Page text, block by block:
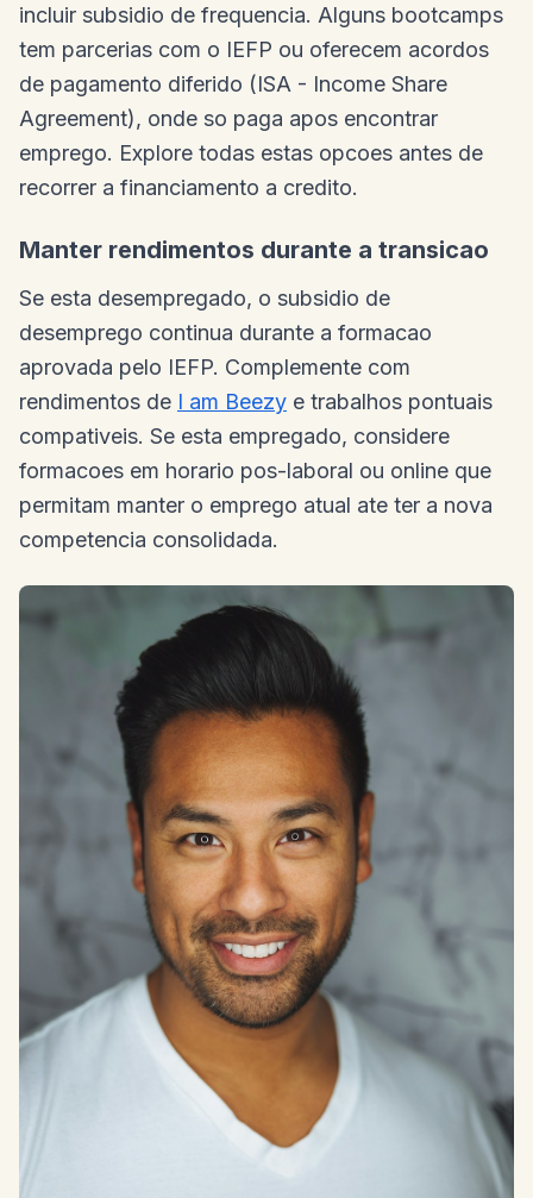
incluir subsidio de frequencia. Alguns bootcamps
tem parcerias com o IEFP ou oferecem acordos
de pagamento diferido (ISA - Income Share
Agreement), onde so paga apos encontrar
emprego. Explore todas estas opcoes antes de
recorrer a financiamento a credito.
Manter rendimentos durante a transicao
Se esta desempregado, o subsidio de
desemprego continua durante a formacao
aprovada pelo IEFP. Complemente com
rendimentos de I am Beezy e trabalhos pontuais
compativeis. Se esta empregado, considere
formacoes em horario pos-laboral ou online que
permitam manter o emprego atual ate ter a nova
competencia consolidada.